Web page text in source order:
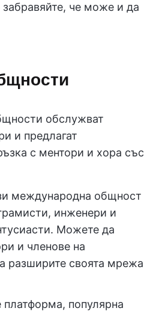
че може и да
обслужват
и предлагат
с ментори и хора със
международна общност
инженери и
Можете да
и членове на
разширите своята мрежа
платформа, популярна